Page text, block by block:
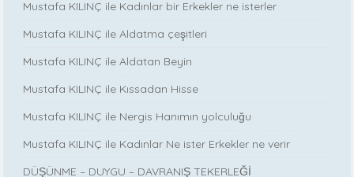
Mustafa KILINÇ ile Kadınlar bir Erkekler ne isterler
Mustafa KILINÇ ile Aldatma çeşitleri
Mustafa KILINÇ ile Aldatan Beyin
Mustafa KILINÇ ile Kıssadan Hisse
Mustafa KILINÇ ile Nergis Hanımın yolculuğu
Mustafa KILINÇ ile Kadınlar Ne ister Erkekler ne verir
DÜŞÜNME – DUYGU – DAVRANIŞ TEKERLEĞİ